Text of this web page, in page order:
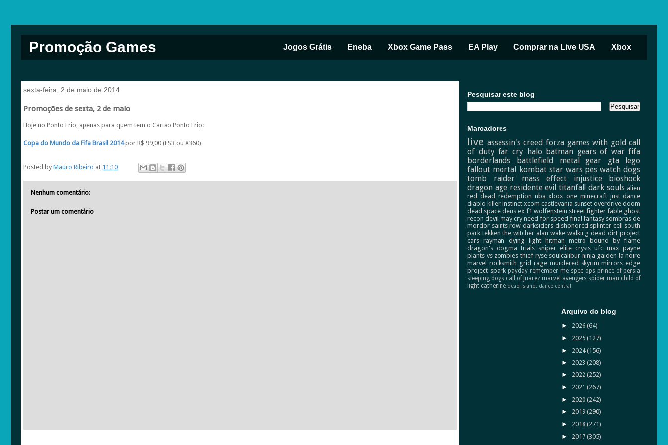
Promoção Games Jogos Grátis Eneba Xbox Game Pass EA Play Comprar na Live USA Xbox
sexta-feira, 2 de maio de 2014
Promoções de sexta, 2 de maio
Hoje no Ponto Frio, apenas para quem tem o Cartão Ponto Frio:
Copa do Mundo da Fifa Brasil 2014por R$ 99,00 (PS3 ou X360)
Posted by Mauro Ribeiro at 11:10
Nenhum comentário:
Postar um comentário
Pesquisar este blog
Marcadores
live assassin's creed forza games with gold call
of duty far cry halo batman gears of war fifa
borderlands
battlefield metal gear gta
lego
fallout mortal kombat star wars pes watch dogs
tomb raider
mass effect injustice
bioshock
dragon age residente evil titanfall dark souls alien
red dead redemption nba xbox one minecraft just dance
diablo killer instinct xcom castlevania sunset overdrive doom
dead space deus ex f1 wolfenstein street fighter fable ghost
recon devil may cry need for speed final fantasy sombras de
mordor saints row darksiders dishonored splinter cell south
park tekken the witcher alan wake walking dead dirt project
cars rayman dying light hitman metro
bound by flame
dragon's dogma trials sniper elite crysis ufc max payne
plants vs zombies thief ryse soulcalibur ninja gaiden la noire
marvel rocksmith grid rage murdered skyrim mirrors edge
project spark payday remember me spec ops prince of persia
sleeping dogs call of Juarez marvel avengers spider man child of
light catherine dead island. dance central
Arquivo do blog
► 2026(64)
► 2025(127)
► 2024(156)
► 2023(208)
► 2022(252)
► 2021(267)
► 2020(242)
► 2019(290)
► 2018(271)
► 2017(305)